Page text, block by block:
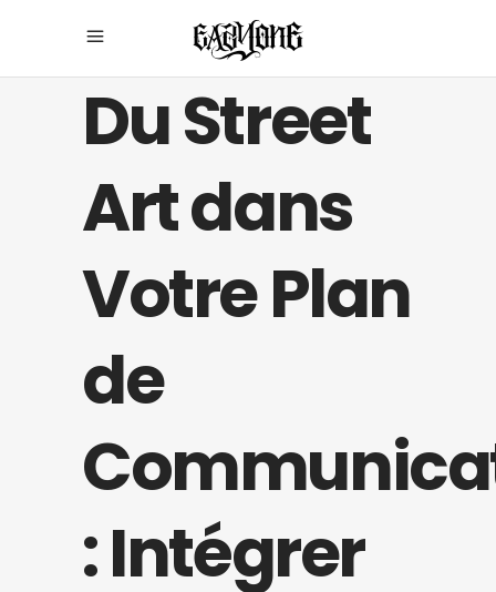
Du Street
Art dans
Votre Plan
de
: Intégrer